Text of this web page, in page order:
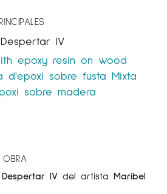
IV
epoxy resin on wood
d'epoxi sobre fusta Mixta
sobre madera
IV del artista Maribel